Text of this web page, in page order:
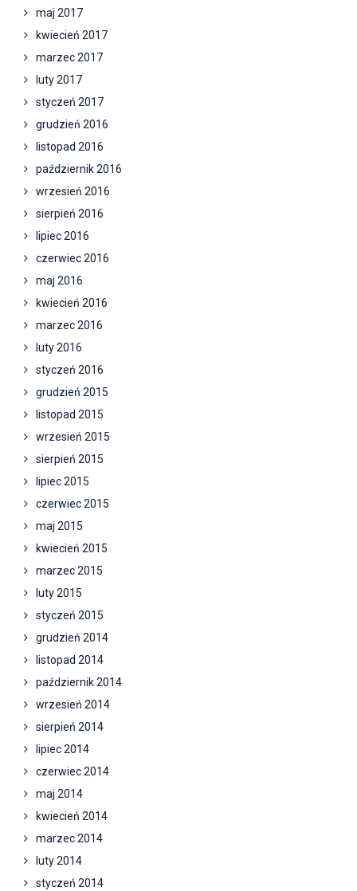
maj 2017
kwiecień 2017
marzec 2017
luty 2017
styczeń 2017
grudzień 2016
listopad 2016
październik 2016
wrzesień 2016
sierpień 2016
lipiec 2016
czerwiec 2016
maj 2016
kwiecień 2016
marzec 2016
luty 2016
styczeń 2016
grudzień 2015
listopad 2015
wrzesień 2015
sierpień 2015
lipiec 2015
czerwiec 2015
maj 2015
kwiecień 2015
marzec 2015
luty 2015
styczeń 2015
grudzień 2014
listopad 2014
październik 2014
wrzesień 2014
sierpień 2014
lipiec 2014
czerwiec 2014
maj 2014
kwiecień 2014
marzec 2014
luty 2014
styczeń 2014